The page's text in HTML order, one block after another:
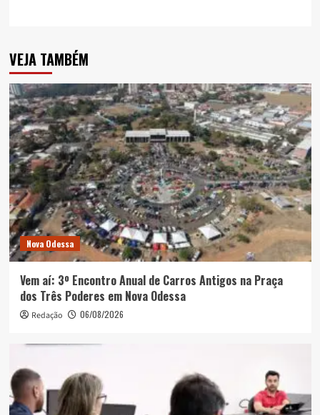
VEJA TAMBÉM
Nova Odessa
Vem aí: 3º Encontro Anual de Carros Antigos na Praça
dos Três Poderes em Nova Odessa
Redação 06/08/2026